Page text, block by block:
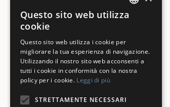
Questo sito web utilizza
cookie
Questo sito web utilizza i cookie per
migliorare la tua esperienza di navigazione.
Utilizzando il nostro sito web acconsenti a
tutti i cookie in conformità con la nostra
policy per i cookie. Leggi di più
STRETTAMENTE NECESSARI